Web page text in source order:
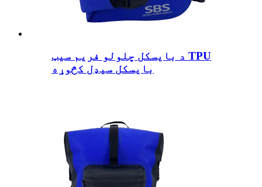
د بایسکل چلولو فریم سیټ TPU
بایسکل سیډل کڅوړه